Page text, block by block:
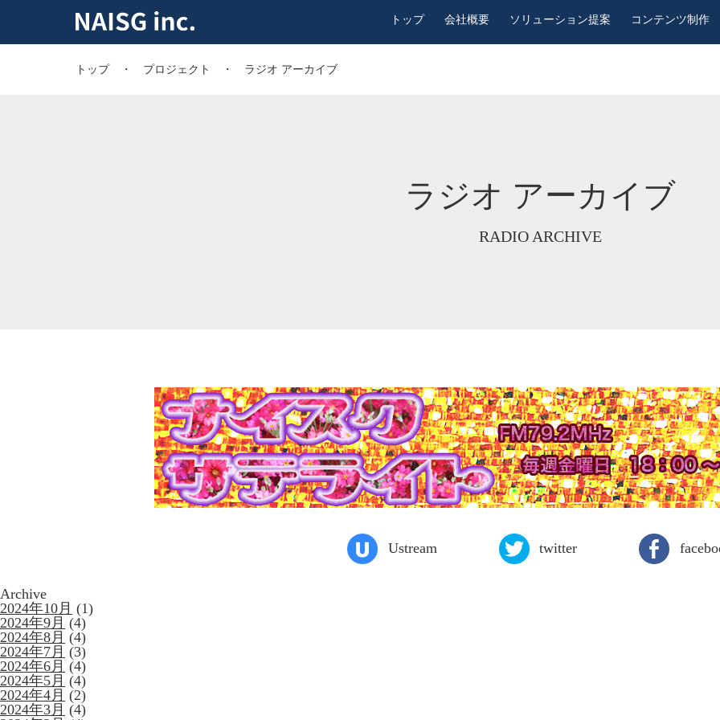
トップ 会社概要 ソリューション提案 コンテンツ制作
トップ プロジェクト ラジオ アーカイブ
ラジオ アーカイブ
RADIO ARCHIVE
Ustream twitter
Archive
2024年10月 (1)
2024年9月 (4)
2024年8月 (4)
2024年7月 (3)
2024年6月 (4)
2024年5月 (4)
2024年4月 (2)
2024年3月 (4)